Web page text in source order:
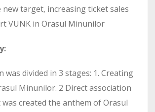
target, increasing ticket sales
VUNK in Orasul Minunilor
was divided in 3 stages: 1. Creating
Minunilor. 2 Direct association
created the anthem of Orasul